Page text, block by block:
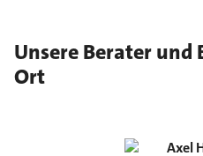
Unsere Berater
Ort
Axel